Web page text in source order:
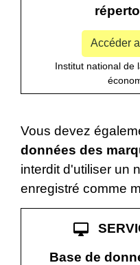
Accéder
Institut national de
Vous devez
données des
interdit d'utiliser un
enregistré comme
desktop_mac
Base de